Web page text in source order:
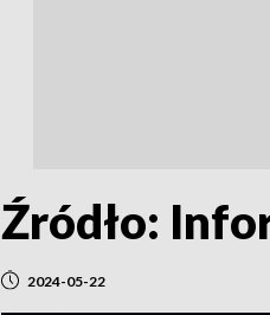
Źródło:
2024-05-22